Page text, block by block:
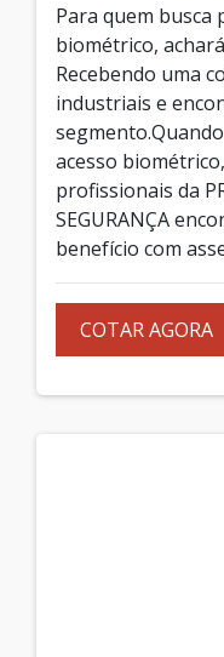
Para quem busca
biométrico,
Recebendo uma
industriais e
acesso
profissionais da
SEGURANÇA
benefício com
COTAR AGORA